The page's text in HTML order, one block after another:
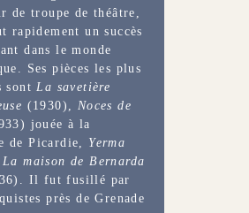
de troupe de théâtre,
rapidement un succès
dans le monde
Ses pièces les plus
sontLa savetière
(1930), Noces de
jouée à la
de Picardie, Yerma
La maison de Bernarda
Il fut fusillé par
près de Grenade